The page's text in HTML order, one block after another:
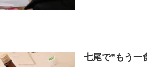
七尾で”もう一